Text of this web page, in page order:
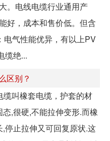
。电线电缆行业通用产
好，成本和售价低。但含
电气性能优异，有以上PV
缆绝...
区别？
叫橡套电缆，护套的材
,很硬,不能拉伸变形.而橡
停止拉伸又可回复原状.这